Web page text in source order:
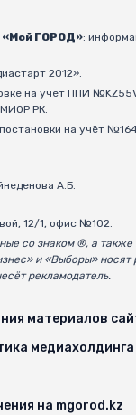
«Мой ГОРОД»:
2012».
на учёт ППИ
РК.
на учёт
А.Б.
12/1, офис №102.
со знаком ®, а также
и «Выборы» носят
рекламодатель.
материалов
на mgorod.kz